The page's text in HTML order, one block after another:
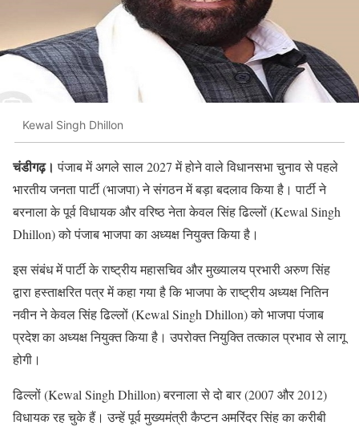
Kewal Singh Dhillon
चंडीगढ़। पंजाब में अगले साल 2027 में होने वाले विधानसभा चुनाव से पहले
भारतीय जनता पार्टी (भाजपा) ने संगठन में बड़ा बदलाव किया है। पार्टी ने
बरनाला के पूर्व विधायक और वरिष्ठ नेता केवल सिंह ढिल्लों (Kewal Singh
Dhillon) को पंजाब भाजपा का अध्यक्ष नियुक्त किया है।
इस संबंध में पार्टी के राष्ट्रीय महासचिव और मुख्यालय प्रभारी अरुण सिंह
द्वारा हस्ताक्षरित पत्र में कहा गया है कि भाजपा के राष्ट्रीय अध्यक्ष नितिन
नवीन ने केवल सिंह ढिल्लों (Kewal Singh Dhillon) को भाजपा पंजाब
प्रदेश का अध्यक्ष नियुक्त किया है। उपरोक्त नियुक्ति तत्काल प्रभाव से लागू
होगी।
ढिल्लों (Kewal Singh Dhillon) बरनाला से दो बार (2007 और 2012)
विधायक रह चुके हैं। उन्हें पूर्व मुख्यमंत्री कैप्टन अमरिंदर सिंह का करीबी